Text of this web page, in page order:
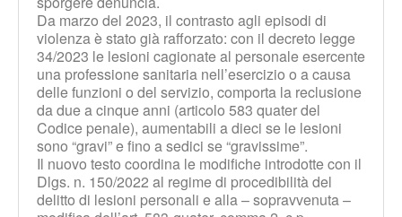
Da marzo del 2023, il contrasto agli episodi di
violenza è stato già rafforzato: con il decreto legge
34/2023 le lesioni cagionate al personale esercente
una professione sanitaria nell’esercizio o a causa
delle funzioni o del servizio, comporta la reclusione
da due a cinque anni (articolo 583 quater del
Codice penale), aumentabili a dieci se le lesioni
sono “gravi” e fino a sedici se “gravissime”.
Il nuovo testo coordina le modifiche introdotte con il
Dlgs. n. 150/2022 al regime di procedibilità del
delitto di lesioni personali e alla – sopravvenuta –